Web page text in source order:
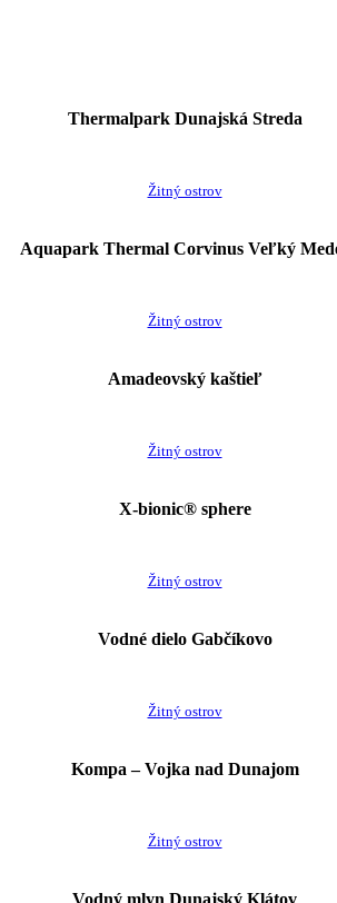
Thermalpark Dunajská Streda
Žitný ostrov
Aquapark Thermal Corvinus Veľký
Žitný ostrov
Amadeovský kaštieľ
Žitný ostrov
X-bionic® sphere
Žitný ostrov
Vodné dielo Gabčíkovo
Žitný ostrov
Kompa – Vojka nad Dunajom
Žitný ostrov
Vodný mlyn Dunajský Klátov